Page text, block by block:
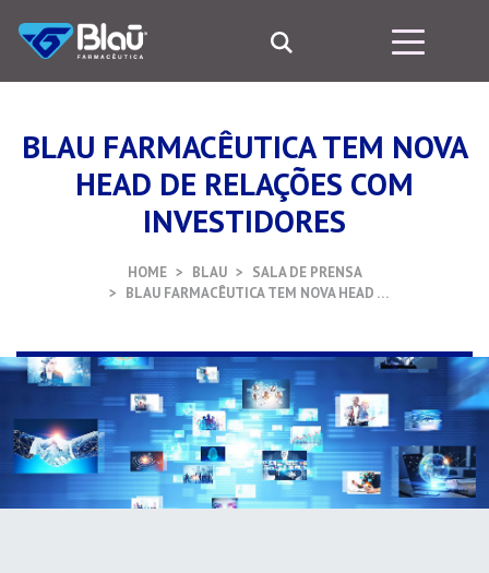
BLAU FARMACÊUTICA TEM NOVA
HEAD DE RELAÇÕES COM
INVESTIDORES
HOME BLAU
SALA DE PRENSA
BLAU FARMACÊUTICA TEM NOVA HEAD …